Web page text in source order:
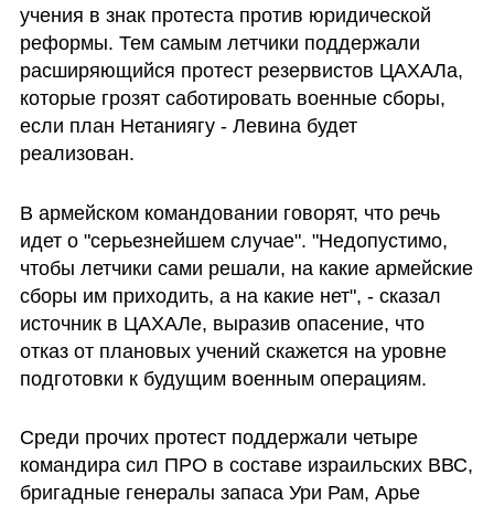
учения в знак протеста против юридической
реформы. Тем самым летчики поддержали
расширяющийся протест резервистов ЦАХАЛа,
которые грозят саботировать военные сборы,
если план Нетаниягу - Левина будет
реализован.
В армейском командовании говорят, что речь
идет о "серьезнейшем случае". "Недопустимо,
чтобы летчики сами решали, на какие армейские
сборы им приходить, а на какие нет", - сказал
источник в ЦАХАЛе, выразив опасение, что
отказ от плановых учений скажется на уровне
подготовки к будущим военным операциям.
Среди прочих протест поддержали четыре
командира сил ПРО в составе израильских ВВС,
бригадные генералы запаса Ури Рам, Арье